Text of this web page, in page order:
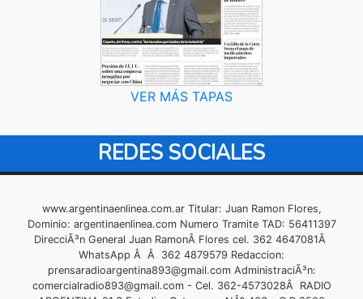
VER MÁS TAPAS
REDES SOCIALES
www.argentinaenlinea.com.ar Titular: Juan Ramon Flores,
Dominio: argentinaenlinea.com Numero Tramite TAD: 56411397
DirecciÃ³n General Juan RamonÂ Flores cel. 362 4647081Â
WhatsApp Â Â 362 4879579 Redaccion:
prensaradioargentina893@gmail.comAdministraciÃ³n:
comercialradio893@gmail.com- Cel. 362-4573028Â RADIO